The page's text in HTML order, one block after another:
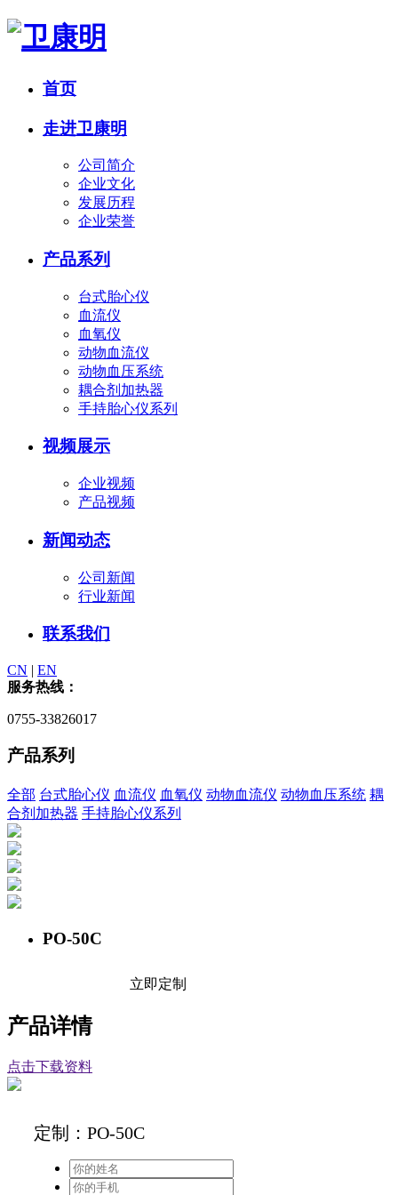
首页
走进卫康明
公司简介
企业文化
发展历程
企业荣誉
产品系列
台式胎心仪
血流仪
血氧仪
动物血流仪
动物血压系统
耦合剂加热器
手持胎心仪系列
视频展示
企业视频
产品视频
新闻动态
公司新闻
行业新闻
联系我们
CN | EN
服务热线：
0755-33826017
产品系列
全部 台式胎心仪 血流仪 血氧仪 动物血流仪 动物血压系统 耦
合剂加热器 手持胎心仪系列
PO-50C
立即定制
产品详情
点击下载资料
定制：PO-50C